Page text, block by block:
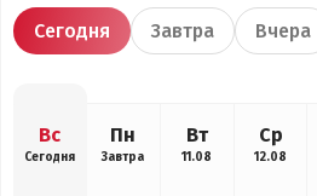
Сегодня Завтра Вчера
Вс
Сегодня
Пн
Завтра
Вт
11.08
Ср
12.08